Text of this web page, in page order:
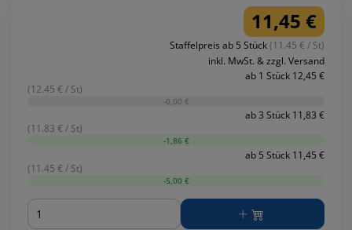
11,45 €
Staffelpreis ab 5 Stück(11.45 € / St)
inkl. MwSt. & zzgl. Versand
ab 1 Stück 12,45 €
(12.45 € / St)
-0,00 €
ab 3 Stück 11,83 €
(11.83 € / St)
-1,86 €
ab 5 Stück 11,45 €
(11.45 € / St)
-5,00 €
Menge